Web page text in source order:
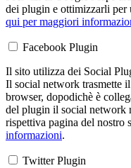
dei plugin e ottimizzarli per
qui per maggiori
Facebook Plugin
Il sito utilizza dei Social
Il social network trasmette
browser, dopodichè è
del plugin il social network
rispettiva pagina del nostro
informazioni.
Twitter Plugin